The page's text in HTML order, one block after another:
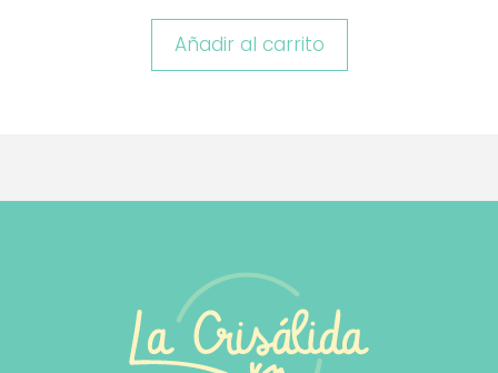
Añadir al carrito